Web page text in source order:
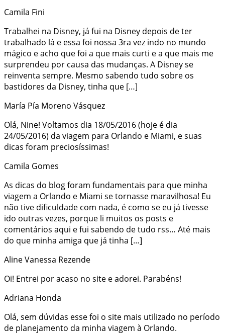
Camila Fini
Trabalhei na Disney, já fui na Disney depois de ter
trabalhado lá e essa foi nossa 3ra vez indo no mundo
mágico e acho que foi a que mais curti e a que mais me
surprendeu por causa das mudanças. A Disney se
reinventa sempre. Mesmo sabendo tudo sobre os
bastidores da Disney, tinha que […]
María Pía Moreno Vásquez
Olá, Nine! Voltamos dia 18/05/2016 (hoje é dia
24/05/2016) da viagem para Orlando e Miami, e suas
dicas foram preciosíssimas!
Camila Gomes
As dicas do blog foram fundamentais para que minha
viagem a Orlando e Miami se tornasse maravilhosa! Eu
não tive dificuldade com nada, é como se eu já tivesse
ido outras vezes, porque li muitos os posts e
comentários aqui e fui sabendo de tudo rss… Até mais
do que minha amiga que já tinha […]
Aline Vanessa Rezende
Oi! Entrei por acaso no site e adorei. Parabéns!
Adriana Honda
Olá, sem dúvidas esse foi o site mais utilizado no período
de planejamento da minha viagem à Orlando.